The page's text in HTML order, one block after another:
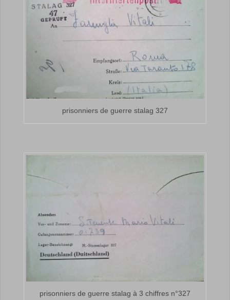
prisonniers de guerre stalag 327
prisonniers de guerre stalag à 3 chiffres n°327